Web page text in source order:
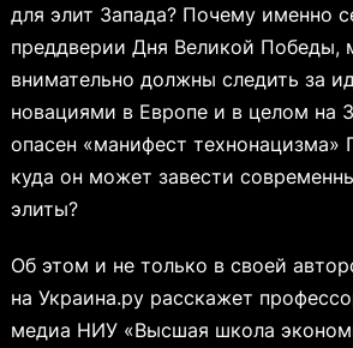
для элит Запада? Почему именно
преддверии Дня Великой Победы,
внимательно должны следить за
новациями в Европе и в целом на
опасен «манифест технонацизма»
куда он может завести
элиты?
Об этом и не только в своей
на Украина.ру расскажет
медиа НИУ «Высшая школа